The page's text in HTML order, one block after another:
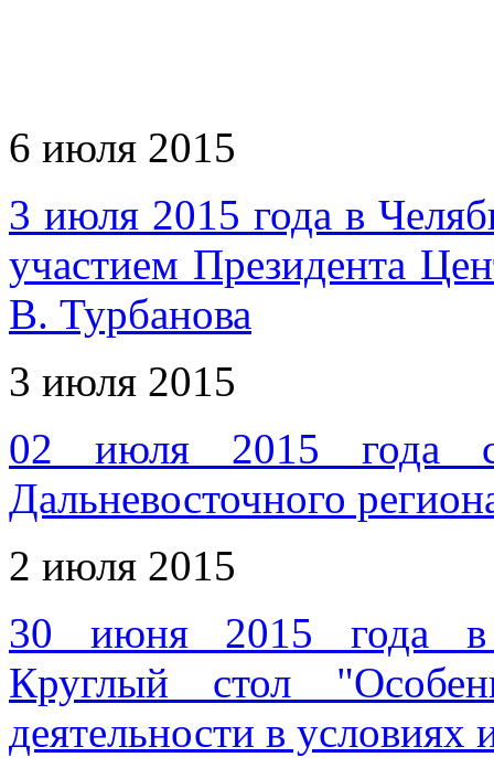
6 июля 2015
3 июля 2015 года в
участием Президента
В. Турбанова
3 июля 2015
02 июля 2015 года
Дальневосточного
2 июля 2015
30 июня 2015 года в
Круглый стол
деятельности в условиях